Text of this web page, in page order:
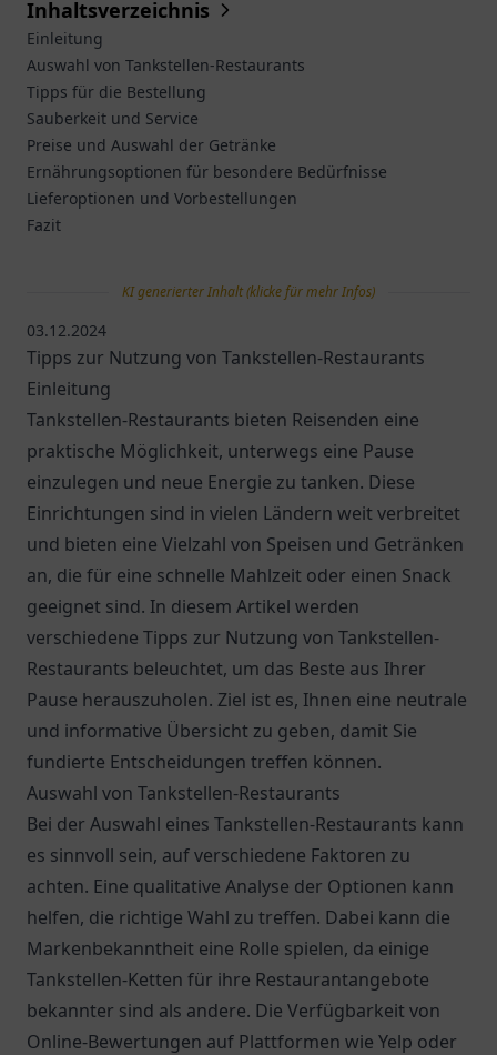
Inhaltsverzeichnis
Einleitung
Auswahl von Tankstellen-Restaurants
Tipps für die Bestellung
Sauberkeit und Service
Preise und Auswahl der Getränke
Ernährungsoptionen für besondere Bedürfnisse
Lieferoptionen und Vorbestellungen
Fazit
KI generierter Inhalt (klicke für mehr Infos)
03.12.2024
Tipps zur Nutzung von Tankstellen-Restaurants
Einleitung
Tankstellen-Restaurants bieten Reisenden eine
praktische Möglichkeit, unterwegs eine Pause
einzulegen und neue Energie zu tanken. Diese
Einrichtungen sind in vielen Ländern weit verbreitet
und bieten eine Vielzahl von Speisen und Getränken
an, die für eine schnelle Mahlzeit oder einen Snack
geeignet sind. In diesem Artikel werden
verschiedene Tipps zur Nutzung von Tankstellen-
Restaurants beleuchtet, um das Beste aus Ihrer
Pause herauszuholen. Ziel ist es, Ihnen eine neutrale
und informative Übersicht zu geben, damit Sie
fundierte Entscheidungen treffen können.
Auswahl von Tankstellen-Restaurants
Bei der Auswahl eines Tankstellen-Restaurants kann
es sinnvoll sein, auf verschiedene Faktoren zu
achten. Eine qualitative Analyse der Optionen kann
helfen, die richtige Wahl zu treffen. Dabei kann die
Markenbekanntheit eine Rolle spielen, da einige
Tankstellen-Ketten für ihre Restaurantangebote
bekannter sind als andere. Die Verfügbarkeit von
Online-Bewertungen auf Plattformen wie Yelp oder